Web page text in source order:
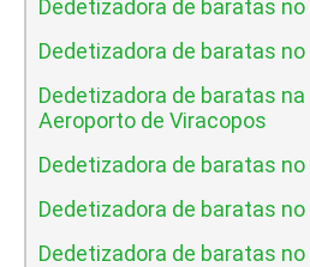
Dedetizadora de baratas
Dedetizadora de baratas
Dedetizadora de baratas na
Aeroporto de Viracopos
Dedetizadora de baratas
Dedetizadora de baratas
Dedetizadora de baratas